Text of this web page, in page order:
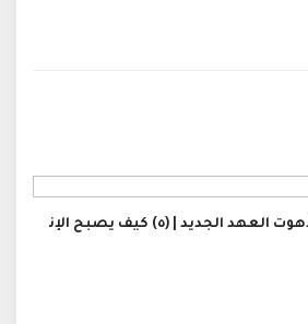
قناة الراعي الصالح | لاهوت العهد الجديد | (٥) كيف يصبح الإن